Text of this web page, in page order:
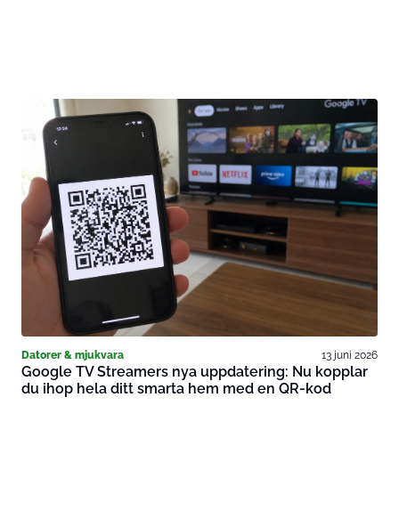
Datorer & mjukvara 13 juni 2026
Google TV Streamers nya uppdatering: Nu kopplar
du ihop hela ditt smarta hem med en QR-kod